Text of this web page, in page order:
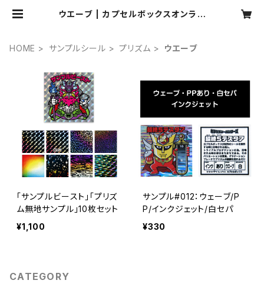
ウエーブ | カプセルボックスオンライ
HOME サンプルシール プリズム ウエーブ
「サンプルビースト」「プリズ
ム無地サンプル」10枚セット
¥1,100
サンプル#012：ウェーブ/P
P/インクジェット/白セパ
¥330
CATEGORY